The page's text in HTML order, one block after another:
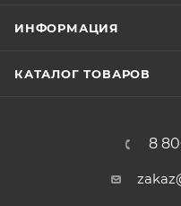
ИНФОРМАЦИЯ
КАТАЛОГ ТОВАРОВ
8